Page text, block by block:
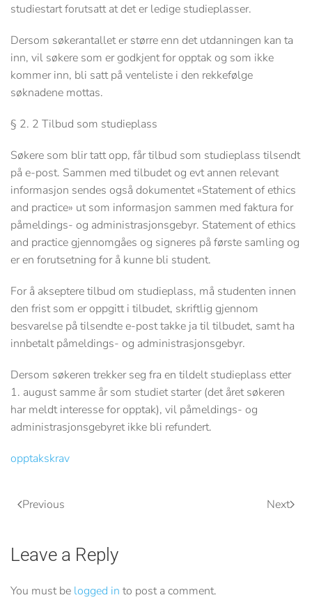
studiestart forutsatt at det er ledige studieplasser.
Dersom søkerantallet er større enn det utdanningen kan ta
inn, vil søkere som er godkjent for opptak og som ikke
kommer inn, bli satt på venteliste i den rekkefølge
søknadene mottas.
§ 2. 2 Tilbud som studieplass
Søkere som blir tatt opp, får tilbud som studieplass tilsendt
på e-post. Sammen med tilbudet og evt annen relevant
informasjon sendes også dokumentet «Statement of ethics
and practice» ut som informasjon sammen med faktura for
påmeldings- og administrasjonsgebyr. Statement of ethics
and practice gjennomgåes og signeres på første samling og
er en forutsetning for å kunne bli student.
For å akseptere tilbud om studieplass, må studenten innen
den frist som er oppgitt i tilbudet, skriftlig gjennom
besvarelse på tilsendte e-post takke ja til tilbudet, samt ha
innbetalt påmeldings- og administrasjonsgebyr.
Dersom søkeren trekker seg fra en tildelt studieplass etter
1. august samme år som studiet starter (det året søkeren
har meldt interesse for opptak), vil påmeldings- og
administrasjonsgebyret ikke bli refundert.
opptakskrav
Previous Next
Leave a Reply
You must be logged in to post a comment.